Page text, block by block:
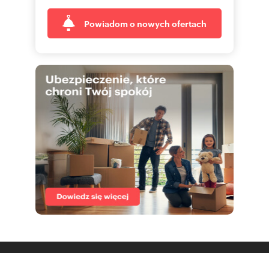
Powiadom o nowych ofertach